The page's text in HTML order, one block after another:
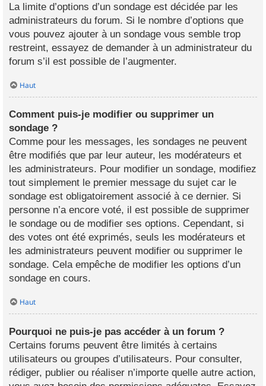
La limite d’options d’un sondage est décidée par les
administrateurs du forum. Si le nombre d’options que
vous pouvez ajouter à un sondage vous semble trop
restreint, essayez de demander à un administrateur du
forum s’il est possible de l’augmenter.
Haut
Comment puis-je modifier ou supprimer un
sondage ?
Comme pour les messages, les sondages ne peuvent
être modifiés que par leur auteur, les modérateurs et
les administrateurs. Pour modifier un sondage, modifiez
tout simplement le premier message du sujet car le
sondage est obligatoirement associé à ce dernier. Si
personne n’a encore voté, il est possible de supprimer
le sondage ou de modifier ses options. Cependant, si
des votes ont été exprimés, seuls les modérateurs et
les administrateurs peuvent modifier ou supprimer le
sondage. Cela empêche de modifier les options d’un
sondage en cours.
Haut
Pourquoi ne puis-je pas accéder à un forum ?
Certains forums peuvent être limités à certains
utilisateurs ou groupes d’utilisateurs. Pour consulter,
rédiger, publier ou réaliser n’importe quelle autre action,